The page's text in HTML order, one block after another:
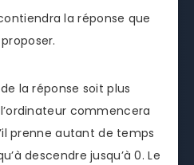
la réponse que
la réponse soit plus
commencera
prenne autant de temps
descendre jusqu’à 0. Le